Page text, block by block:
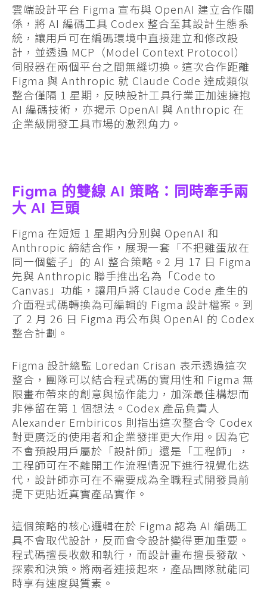
雲端設計平台 Figma 宣布與 OpenAI 建立合作關
係，將 AI 編碼工具 Codex 整合至其設計生態系
統，讓用戶可在編碼環境中直接建立和修改設
計，並透過 MCP（Model Context Protocol）
伺服器在兩個平台之間無縫切換。這次合作距離
Figma 與 Anthropic 就 Claude Code 達成類似
整合僅隔 1 星期，反映設計工具行業正加速擁抱
AI 編碼技術，亦揭示 OpenAI 與 Anthropic 在
企業級開發工具市場的激烈角力。
Figma 的雙線 AI 策略：同時牽手兩
大 AI 巨頭
Figma 在短短 1 星期內分別與 OpenAI 和
Anthropic 締結合作，展現一套「不把雞蛋放在
同一個籃子」的 AI 整合策略。2 月 17 日 Figma
先與 Anthropic 聯手推出名為「Code to
Canvas」功能，讓用戶將 Claude Code 產生的
介面程式碼轉換為可編輯的 Figma 設計檔案。到
了 2 月 26 日 Figma 再公布與 OpenAI 的 Codex
整合計劃。
Figma 設計總監 Loredan Crisan 表示透過這次
整合，團隊可以結合程式碼的實用性和 Figma 無
限畫布帶來的創意與協作能力，加深最佳構想而
非停留在第 1 個想法。Codex 產品負責人
Alexander Embiricos 則指出這次整合令 Codex
對更廣泛的使用者和企業發揮更大作用。因為它
不會預設用戶屬於「設計師」還是「工程師」，
工程師可在不離開工作流程情況下進行視覺化迭
代，設計師亦可在不需要成為全職程式開發員前
提下更貼近真實產品實作。
這個策略的核心邏輯在於 Figma 認為 AI 編碼工
具不會取代設計，反而會令設計變得更加重要。
程式碼擅長收斂和執行，而設計畫布擅長發散、
探索和決策。將兩者連接起來，產品團隊就能同
時享有速度與質素。